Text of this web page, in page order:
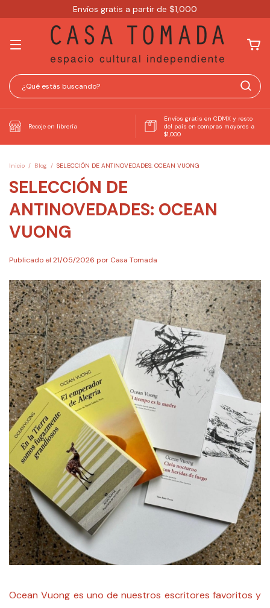
Envíos gratis a partir de $1,000
Recoje en librería
Envíos gratis en CDMX y resto
del país en compras mayores a
$1,000
Inicio / Blog / SELECCIÓN DE ANTINOVEDADES: OCEAN VUONG
SELECCIÓN DE
ANTINOVEDADES: OCEAN
VUONG
Publicado el 21/05/2026 por Casa Tomada
Ocean Vuong es uno de nuestros escritores favoritos y